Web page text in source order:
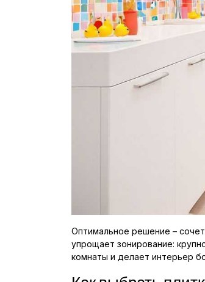
Оптимальное решение –
упрощает зонирование:
комнаты и делает интерьер